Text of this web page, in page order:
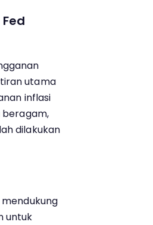
utama
inflasi
beragam,
dilakukan
mendukung
untuk